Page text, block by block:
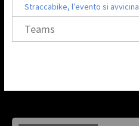
Straccabike, l’evento si avvicina
Teams